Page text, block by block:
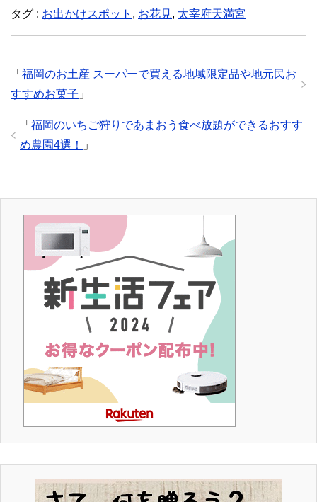
タグ : お出かけスポット , お花見, 太宰府天満宮
「 福岡のお土産 スーパーで買える地域限定品や地元民お
すすめお菓子 」
「 福岡のいちご狩りであまおう食べ放題ができるおすす
め農園4選！
」